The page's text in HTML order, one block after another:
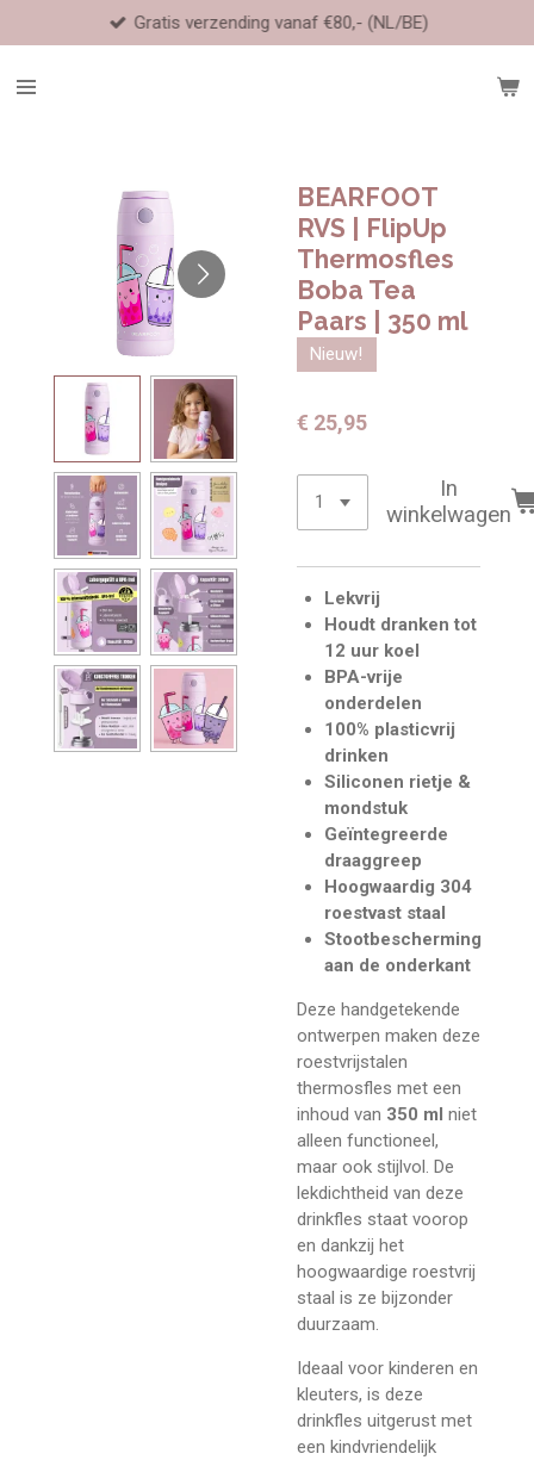
direct
naar
Gratis verzending vanaf €80,- (NL/BE)
BEARFOOT
RVS | FlipUp
Thermosfles
Boba Tea
Paars | 350 ml
Nieuw!
€ 25,95
In
winkelwagen
Lekvrij
Houdt dranken tot
12 uur koel
BPA-vrije
onderdelen
100% plasticvrij
drinken
Siliconen rietje &
mondstuk
Geïntegreerde
draaggreep
Hoogwaardig 304
roestvast staal
Stootbescherming
aan de onderkant
Deze handgetekende
ontwerpen maken deze
roestvrijstalen
thermosfles met een
inhoud van 350 ml niet
alleen functioneel,
maar ook stijlvol. De
lekdichtheid van deze
drinkfles staat voorop
en dankzij het
hoogwaardige roestvrij
staal is ze bijzonder
duurzaam.
Ideaal voor kinderen en
kleuters, is deze
drinkfles uitgerust met
een kindvriendelijk